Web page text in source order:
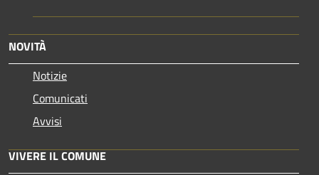
NOVITÀ
Notizie
Comunicati
Avvisi
VIVERE IL COMUNE